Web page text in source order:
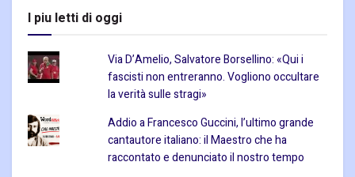
I piu letti di oggi
Via D’Amelio, Salvatore Borsellino: «Qui i
fascisti non entreranno. Vogliono occultare
la verità sulle stragi»
Addio a Francesco Guccini, l’ultimo grande
cantautore italiano: il Maestro che ha
raccontato e denunciato il nostro tempo